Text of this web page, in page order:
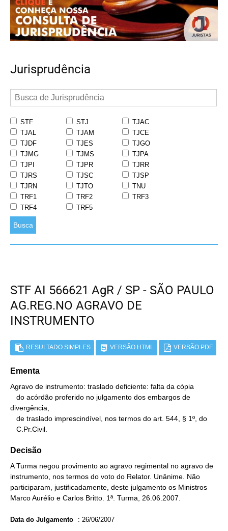
Jurisprudência
STF STJ
TJAC
TJAL
TJAM
TJCE
TJDF
TJES
TJGO
TJMG
TJMS
TJPA
TJPI
TJPR
TJRR
TJRS
TJSC
TJSP
TJRN
TJTO
TNU
TRF1
TRF2
TRF3
TRF4
TRF5
Busca
STF AI 566621 AgR / SP - SÃO PAULO
AG.REG.NO AGRAVO DE
INSTRUMENTO
RESULTADO SIMPLES VERSÃO HTML VERSÃO PDF
Ementa
Agravo de instrumento: traslado deficiente: falta da cópia
divergência,
   C.Pr.Civil.
Decisão
A Turma negou provimento ao agravo regimental no agravo de
instrumento, nos termos do voto do Relator. Unânime. Não
participaram, justificadamente, deste julgamento os Ministros
Marco Aurélio e Carlos Britto. 1ª. Turma, 26.06.2007.
Data do Julgamento : 26/06/2007